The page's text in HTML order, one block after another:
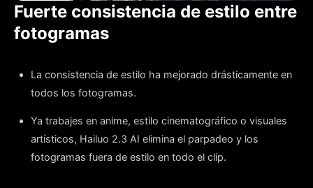
Fuerte consistencia de estilo entre
fotogramas
La consistencia de estilo ha mejorado drásticamente en
todos los fotogramas.
Ya trabajes en anime, estilo cinematográfico o visuales
artísticos, Hailuo 2.3 AI elimina el parpadeo y los
fotogramas fuera de estilo en todo el clip.